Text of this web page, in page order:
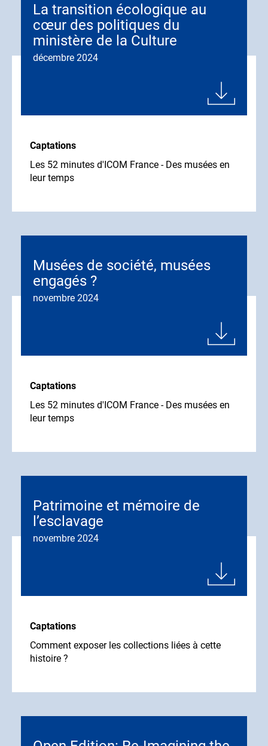
La transition écologique au
cœur des politiques du
ministère de la Culture
décembre 2024
Captations
Les 52 minutes d'ICOM France - Des musées en
leur temps
Musées de société, musées
engagés ?
novembre 2024
Captations
Les 52 minutes d'ICOM France - Des musées en
leur temps
Patrimoine et mémoire de
l’esclavage
novembre 2024
Captations
Comment exposer les collections liées à cette
histoire ?